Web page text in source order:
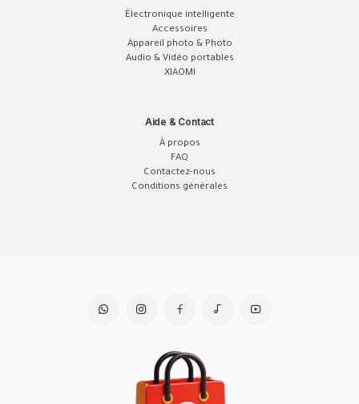
Électronique intelligente
Accessoires
Appareil photo & Photo
Audio & Vidéo portables
XIAOMI
Aide & Contact
À propos
FAQ
Contactez-nous
Conditions générales